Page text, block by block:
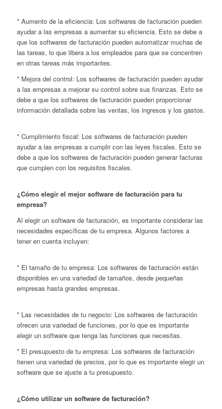
* Aumento de la eficiencia: Los softwares de facturación pueden
ayudar a las empresas a aumentar su eficiencia. Esto se debe a
que los softwares de facturación pueden automatizar muchas de
las tareas, lo que libera a los empleados para que se concentren
en otras tareas más importantes.
* Mejora del control: Los softwares de facturación pueden ayudar
a las empresas a mejorar su control sobre sus finanzas. Esto se
debe a que los softwares de facturación pueden proporcionar
información detallada sobre las ventas, los ingresos y los gastos.
* Cumplimiento fiscal: Los softwares de facturación pueden
ayudar a las empresas a cumplir con las leyes fiscales. Esto se
debe a que los softwares de facturación pueden generar facturas
que cumplen con los requisitos fiscales.
¿Cómo elegir el mejor software de facturación para tu
empresa?
Al elegir un software de facturación, es importante considerar las
necesidades específicas de tu empresa. Algunos factores a
tener en cuenta incluyen:
* El tamaño de tu empresa: Los softwares de facturación están
disponibles en una variedad de tamaños, desde pequeñas
empresas hasta grandes empresas.
* Las necesidades de tu negocio: Los softwares de facturación
ofrecen una variedad de funciones, por lo que es importante
elegir un software que tenga las funciones que necesitas.
* El presupuesto de tu empresa: Los softwares de facturación
tienen una variedad de precios, por lo que es importante elegir un
software que se ajuste a tu presupuesto.
¿Cómo utilizar un software de facturación?